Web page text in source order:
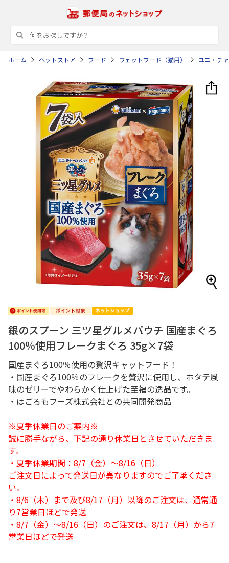
ホーム ペットストア フード ウェットフード（猫用） ユニ・チ
銀のスプーン 三ツ星グルメパウチ 国産まぐろ
100％使用フレークまぐろ 35g×7袋
国産まぐろ100％使用の贅沢キャットフード！
・国産まぐろ100％のフレークを贅沢に使用し、ホタテ風
味のゼリーでやわらかく仕上げた至福の逸品です。
・はごろもフーズ株式会社との共同開発商品
※夏季休業日のご案内※
誠に勝手ながら、下記の通り休業日とさせていただきま
す。
・夏季休業期間：8/7（金）～8/16（日）
ご注文日によって発送日が異なりますのでご了承くださ
い。
・8/6（木）まで及び8/17（月）以降のご注文は、通常通
り7営業日ほどで発送
・8/7（金）～8/16（日）のご注文は、8/17（月）から7
営業日ほどで発送